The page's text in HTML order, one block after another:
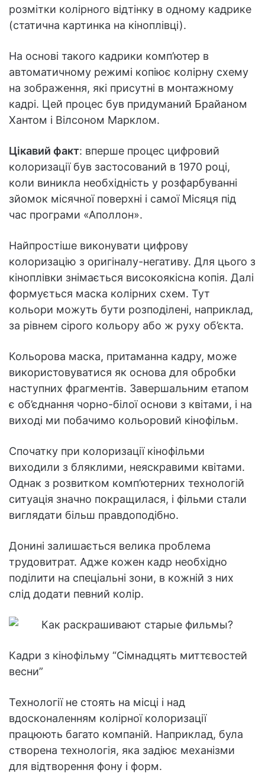
розмітки колірного відтінку в одному кадрике
(статична картинка на кіноплівці).
На основі такого кадрики комп’ютер в
автоматичному режимі копіює колірну схему
на зображення, які присутні в монтажному
кадрі. Цей процес був придуманий Брайаном
Хантом і Вілсоном Марклом.
Цікавий факт: вперше процес цифровий
колоризації був застосований в 1970 році,
коли виникла необхідність у розфарбуванні
зйомок місячної поверхні і самої Місяця під
час програми «Аполлон».
Найпростіше виконувати цифрову
колоризацію з оригіналу-негативу. Для цього з
кіноплівки знімається високоякісна копія. Далі
формується маска колірних схем. Тут
кольори можуть бути розподілені, наприклад,
за рівнем сірого кольору або ж руху об’єкта.
Кольорова маска, притаманна кадру, може
використовуватися як основа для обробки
наступних фрагментів. Завершальним етапом
є об’єднання чорно-білої основи з квітами, і на
виході ми побачимо кольоровий кінофільм.
Спочатку при колоризації кінофільми
виходили з бляклими, неяскравими квітами.
Однак з розвитком комп’ютерних технологій
ситуація значно покращилася, і фільми стали
виглядати більш правдоподібно.
Донині залишається велика проблема
трудовитрат. Адже кожен кадр необхідно
поділити на спеціальні зони, в кожній з них
слід додати певний колір.
Кадри з кінофільму “Сімнадцять миттєвостей
весни”
Технології не стоять на місці і над
вдосконаленням колірної колоризації
працюють багато компаній. Наприклад, була
створена технологія, яка задіює механізми
для відтворення фону і форм.